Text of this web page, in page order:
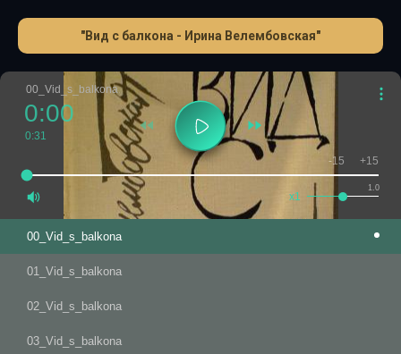
"Вид с балкона - Ирина Велембовская"
00_Vid_s_balkona
0:00
0:31
1.0
x1
-15 +15
00_Vid_s_balkona
01_Vid_s_balkona
02_Vid_s_balkona
03_Vid_s_balkona